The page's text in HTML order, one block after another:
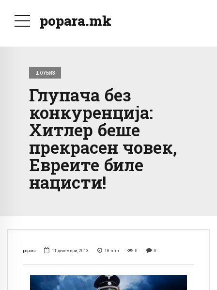
popara.mk
ШОУБИЗ
Глупача без
конкуренција:
Хитлер беше
прекрасен човек,
Евреите биле
нацисти!
popara 11 декември, 2013 18 min 0 0